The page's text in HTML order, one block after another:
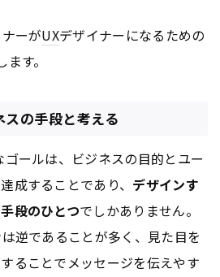
ーがUXデザイナーになるための
す。
の手段と考える
ールは、ビジネスの目的とユー
成することであり、 デザインす
段のひとつでしかありません。
逆であることが多く、見た目を
ることでメッセージを伝えやす